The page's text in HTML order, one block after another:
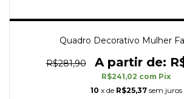
Quadro Decorativo Mulher
R$281,90
R$241,02 com Pix
10 x de R$25,37 sem juros